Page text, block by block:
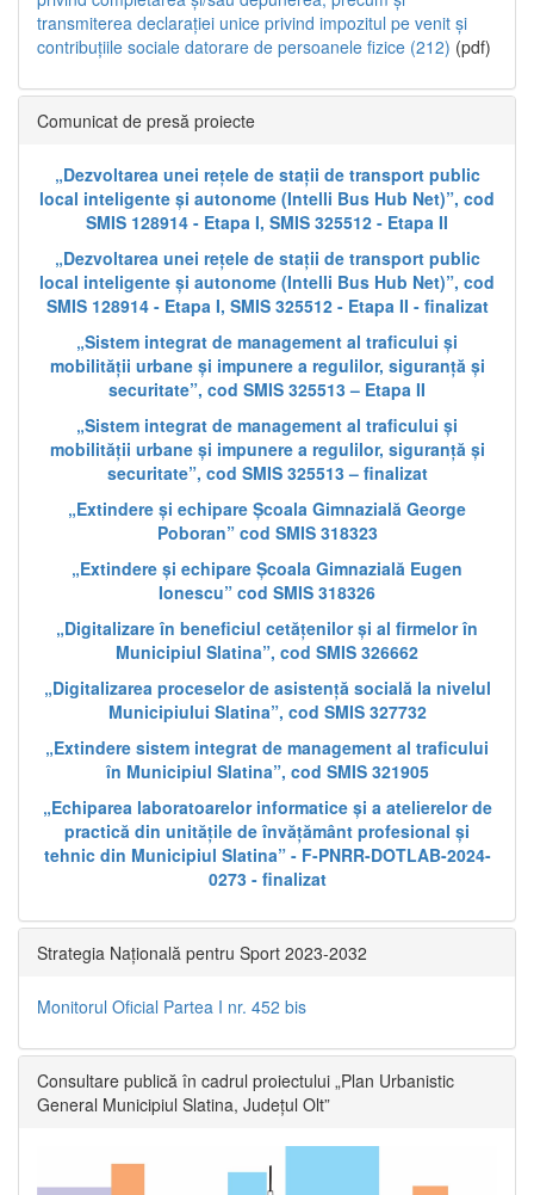
transmiterea declarației unice privind impozitul pe venit și
contribuțiile sociale datorare de persoanele fizice (212) (pdf)
Comunicat de presă proiecte
„Dezvoltarea unei rețele de stații de transport public
local inteligente și autonome (Intelli Bus Hub Net)”, cod
SMIS 128914 - Etapa I, SMIS 325512 - Etapa II
„Dezvoltarea unei rețele de stații de transport public
local inteligente și autonome (Intelli Bus Hub Net)”, cod
SMIS 128914 - Etapa I, SMIS 325512 - Etapa II - finalizat
„Sistem integrat de management al traficului și
mobilității urbane și impunere a regulilor, siguranță și
securitate”, cod SMIS 325513 – Etapa II
„Sistem integrat de management al traficului și
mobilității urbane și impunere a regulilor, siguranță și
securitate”, cod SMIS 325513 – finalizat
„Extindere și echipare Școala Gimnazială George
Poboran” cod SMIS 318323
„Extindere și echipare Școala Gimnazială Eugen
Ionescu” cod SMIS 318326
„Digitalizare în beneficiul cetățenilor și al firmelor în
Municipiul Slatina”, cod SMIS 326662
„Digitalizarea proceselor de asistență socială la nivelul
Municipiului Slatina”, cod SMIS 327732
„Extindere sistem integrat de management al traficului
în Municipiul Slatina”, cod SMIS 321905
„Echiparea laboratoarelor informatice și a atelierelor de
practică din unitățile de învățământ profesional și
tehnic din Municipiul Slatina” - F-PNRR-DOTLAB-2024-
0273 - finalizat
Strategia Națională pentru Sport 2023-2032
Monitorul Oficial Partea I nr. 452 bis
Consultare publică în cadrul proiectului „Plan Urbanistic
General Municipiul Slatina, Județul Olt”